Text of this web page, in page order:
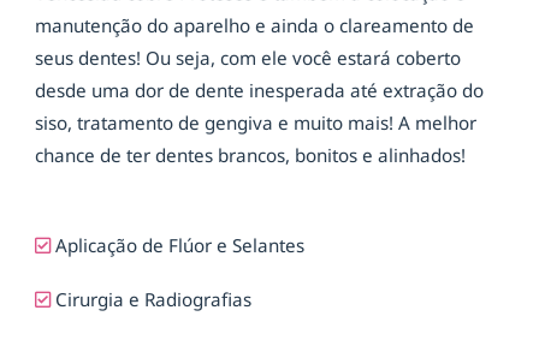
manutenção do aparelho e ainda o clareamento de
seus dentes! Ou seja, com ele você estará coberto
desde uma dor de dente inesperada até extração do
siso, tratamento de gengiva e muito mais! A melhor
chance de ter dentes brancos, bonitos e alinhados!
Aplicação de Flúor e Selantes
Cirurgia e Radiografias